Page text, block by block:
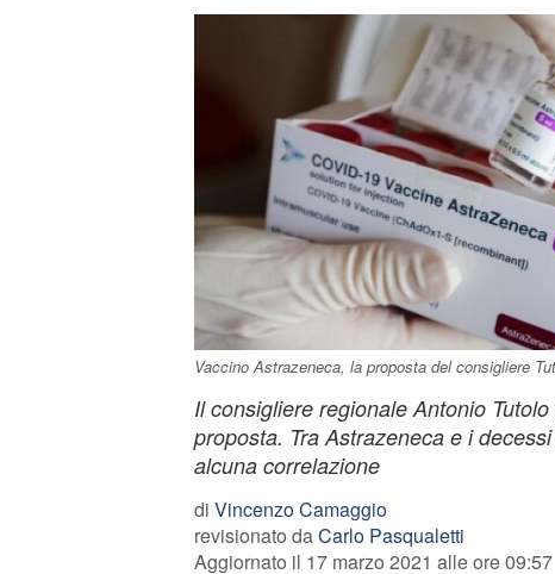
Vaccino Astrazeneca, la proposta del consigliere
Il consigliere regionale Antonio
proposta. Tra Astrazeneca e i
alcuna correlazione
di Vincenzo Camaggio
revisionato daCarlo Pasqualetti
Aggiornato il 17 marzo 2021 alle ore 09:57